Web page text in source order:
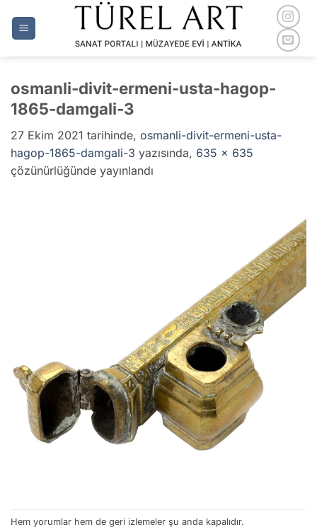
osmanli-divit-ermeni-usta-hagop-
1865-damgali-3
27 Ekim 2021 tarihinde, osmanli-divit-ermeni-usta-
hagop-1865-damgali-3 yazısında, 635 × 635
çözünürlüğünde yayınlandı
Hem yorumlar hem de geri izlemeler şu anda kapalıdır.